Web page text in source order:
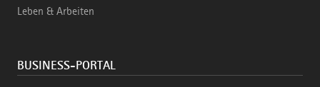
Leben & Arbeiten
BUSINESS-PORTAL